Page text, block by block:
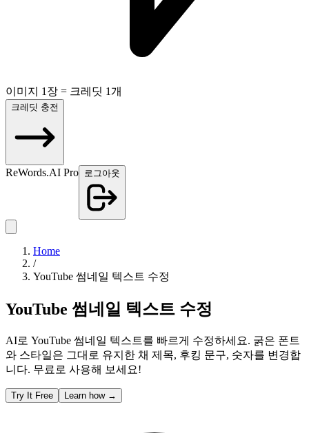
이미지 1장 = 크레딧 1개
크레딧 충전
ReWords.AI Pro 로그아웃
Home
/
YouTube 썸네일 텍스트 수정
YouTube 썸네일 텍스트 수정
AI로 YouTube 썸네일 텍스트를 빠르게 수정하세요. 굵은 폰트
와 스타일은 그대로 유지한 채 제목, 후킹 문구, 숫자를 변경합
니다. 무료로 사용해 보세요!
Try It Free Learn how →